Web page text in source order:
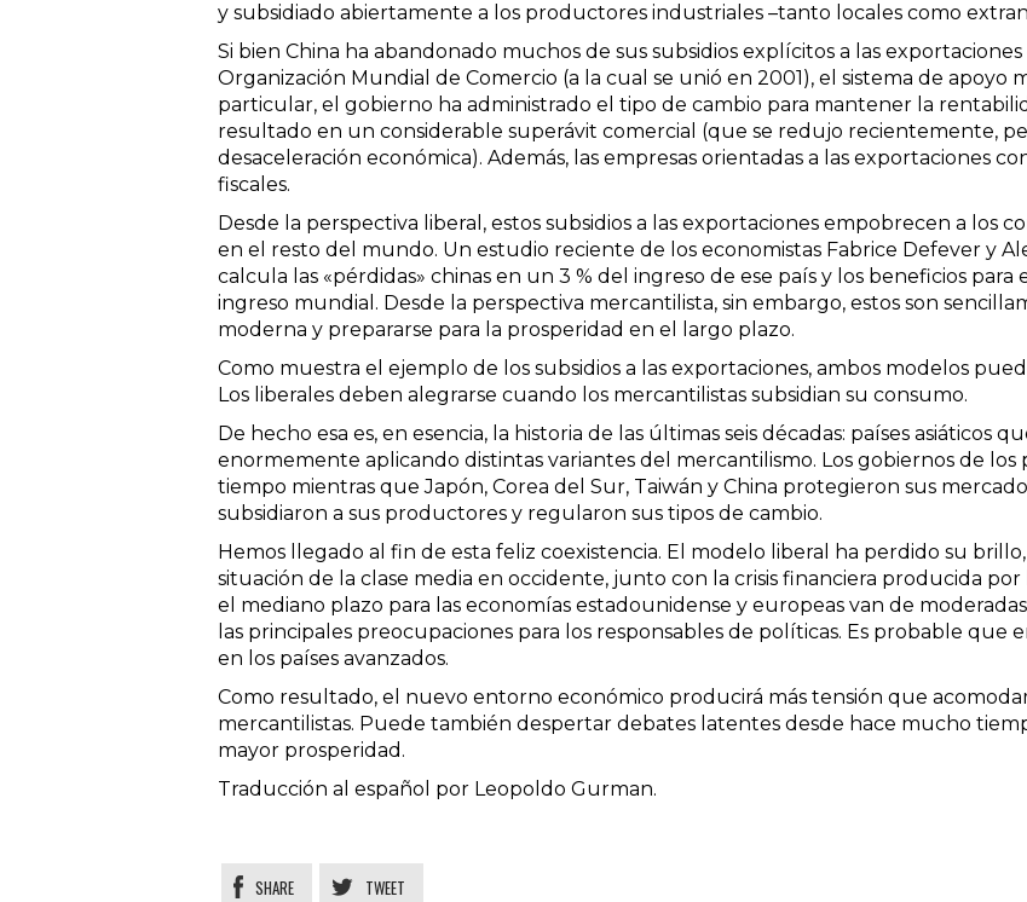
y subsidiado abiertamente a los productores industriales –tanto locales como
Si bien China ha abandonado muchos de sus subsidios explícitos a las
Organización Mundial de Comercio (a la cual se unió en 2001), el sistema de
particular, el gobierno ha administrado el tipo de cambio para mantener la
resultado en un considerable superávit comercial (que se redujo recientemente,
desaceleración económica). Además, las empresas orientadas a las exportaciones
fiscales.
Desde la perspectiva liberal, estos subsidios a las exportaciones empobrecen a los
en el resto del mundo. Un estudio reciente de los economistas Fabrice Defever y
calcula las «pérdidas» chinas en un 3 % del ingreso de ese país y los beneficios
ingreso mundial. Desde la perspectiva mercantilista, sin embargo, estos son
moderna y prepararse para la prosperidad en el largo plazo.
Como muestra el ejemplo de los subsidios a las exportaciones, ambos modelos
Los liberales deben alegrarse cuando los mercantilistas subsidian su consumo.
De hecho esa es, en esencia, la historia de las últimas seis décadas: países asiáticos
enormemente aplicando distintas variantes del mercantilismo. Los gobiernos de los
tiempo mientras que Japón, Corea del Sur, Taiwán y China protegieron sus
subsidiaron a sus productores y regularon sus tipos de cambio.
Hemos llegado al fin de esta feliz coexistencia. El modelo liberal ha perdido su
situación de la clase media en occidente, junto con la crisis financiera producida
el mediano plazo para las economías estadounidense y europeas van de
las principales preocupaciones para los responsables de políticas. Es probable que
en los países avanzados.
Como resultado, el nuevo entorno económico producirá más tensión que
mercantilistas. Puede también despertar debates latentes desde hace mucho
mayor prosperidad.
Traducción al español por Leopoldo Gurman.
SHARE TWEET